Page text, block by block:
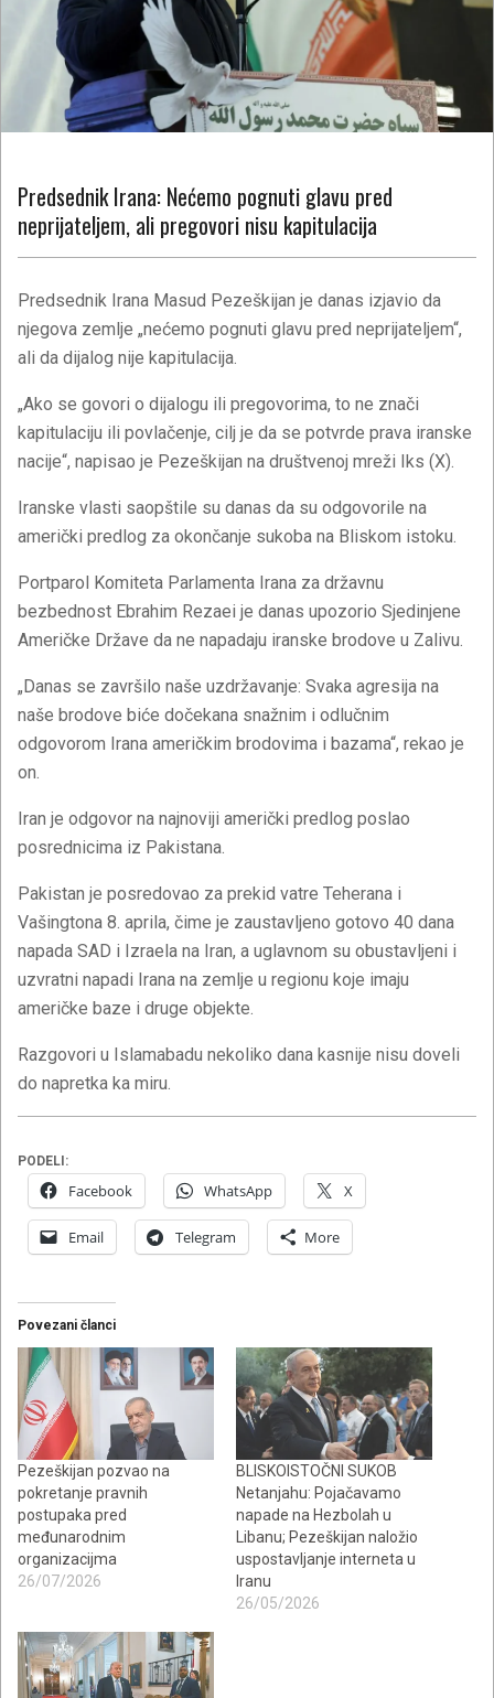
Predsednik Irana: Nećemo pognuti glavu pred
neprijateljem, ali pregovori nisu kapitulacija
Predsednik Irana Masud Pezeškijan je danas izjavio da
njegova zemlje „nećemo pognuti glavu pred neprijateljem“,
ali da dijalog nije kapitulacija.
„Ako se govori o dijalogu ili pregovorima, to ne znači
kapitulaciju ili povlačenje, cilj je da se potvrde prava iranske
nacije“, napisao je Pezeškijan na društvenoj mreži Iks (X).
Iranske vlasti saopštile su danas da su odgovorile na
američki predlog za okončanje sukoba na Bliskom istoku.
Portparol Komiteta Parlamenta Irana za državnu
bezbednost Ebrahim Rezaei je danas upozorio Sjedinjene
Američke Države da ne napadaju iranske brodove u Zalivu.
„Danas se završilo naše uzdržavanje: Svaka agresija na
naše brodove biće dočekana snažnim i odlučnim
odgovorom Irana američkim brodovima i bazama“, rekao je
on.
Iran je odgovor na najnoviji američki predlog poslao
posrednicima iz Pakistana.
Pakistan je posredovao za prekid vatre Teherana i
Vašingtona 8. aprila, čime je zaustavljeno gotovo 40 dana
napada SAD i Izraela na Iran, a uglavnom su obustavljeni i
uzvratni napadi Irana na zemlje u regionu koje imaju
američke baze i druge objekte.
Razgovori u Islamabadu nekoliko dana kasnije nisu doveli
do napretka ka miru.
PODELI:
Facebook WhatsApp X
Email Telegram More
Povezani članci
Pezeškijan pozvao na
pokretanje pravnih
postupaka pred
međunarodnim
organizacijma
26/07/2026
BLISKOISTOČNI SUKOB
Netanjahu: Pojačavamo
napade na Hezbolah u
Libanu; Pezeškijan naložio
uspostavljanje interneta u
Iranu
26/05/2026